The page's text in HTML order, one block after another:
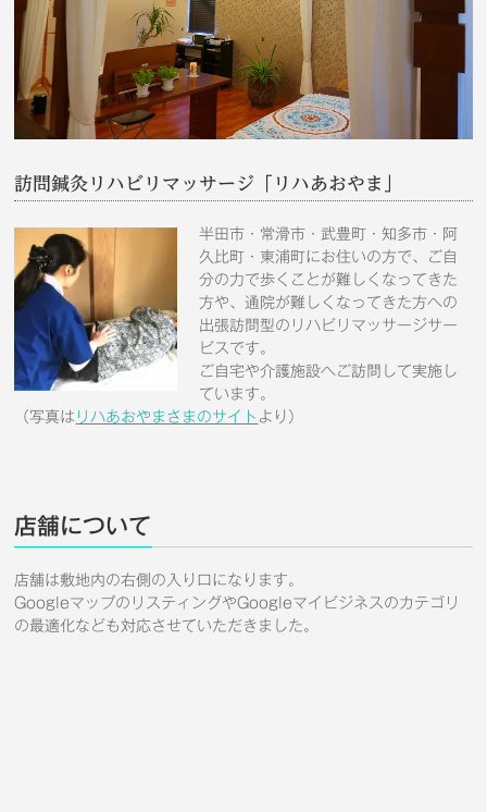
訪問鍼灸リハビリマッサージ「リハあおやま」
半田市・常滑市・武豊町・知多市・阿
久比町・東浦町にお住いの方で、ご自
分の力で歩くことが難しくなってきた
方や、通院が難しくなってきた方への
出張訪問型のリハビリマッサージサー
ビスです。
ご自宅や介護施設へご訪問して実施し
ています。
（写真は リハあおやまさまのサイト より）
店舗について
店舗は敷地内の右側の入り口になります。
GoogleマップのリスティングやGoogleマイビジネスのカテゴリ
の最適化なども対応させていただきました。